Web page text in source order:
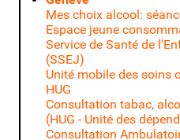
Mes choix alcool:
Espace jeune
Service de Santé de
(SSEJ)
Unité mobile des soins
HUG
Consultation tabac,
(HUG - Unité des
Consultation